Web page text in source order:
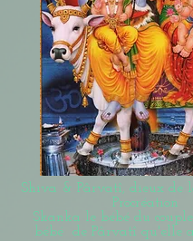
Shiva & Pârvatî, dieux de
Procréation
Skanka le bébé du
bébé de Pârvatî qu'elle a